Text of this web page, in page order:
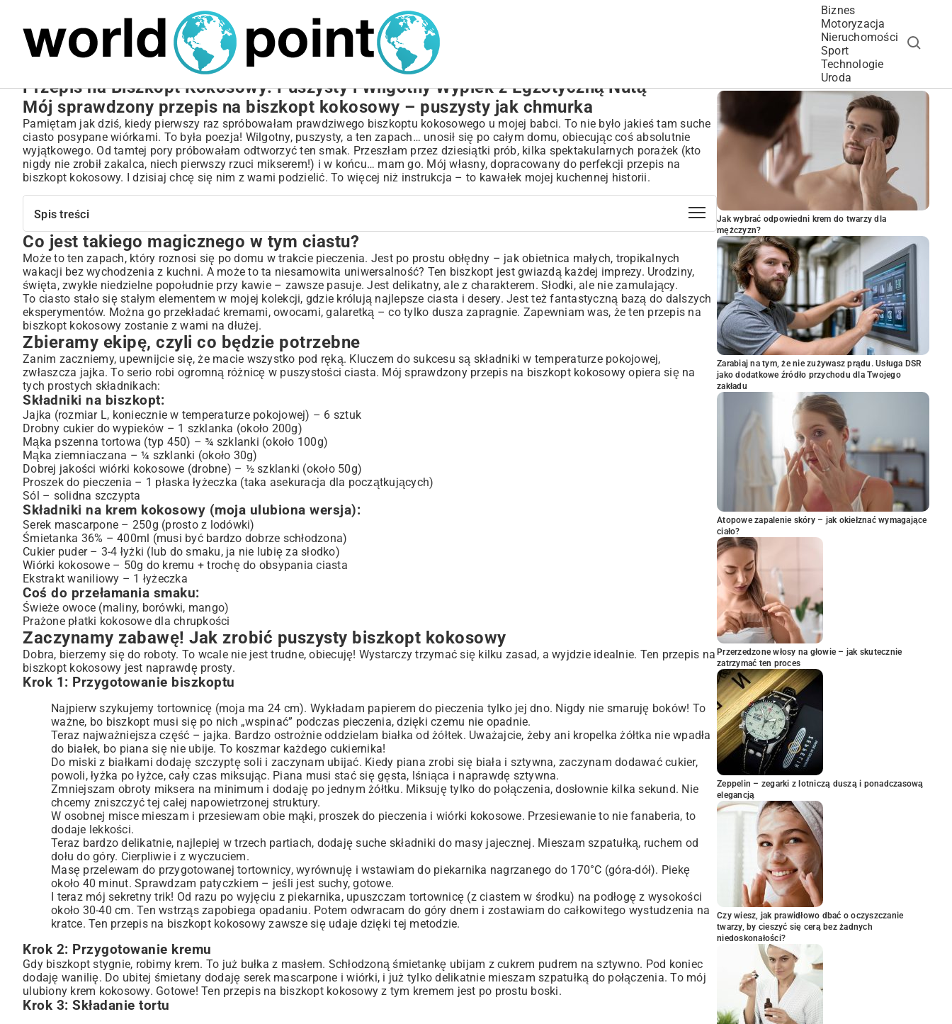
Biznes
Motoryzacja
Nieruchomości
Sport
Technologie
Uroda
NIERUCHOMOŚCI
Przepis na Biszkopt Kokosowy: Puszysty i Wilgotny Wypiek z Egzotyczną Nutą
Mój sprawdzony przepis na biszkopt kokosowy – puszysty jak chmurka
Pamiętam jak dziś, kiedy pierwszy raz spróbowałam prawdziwego biszkoptu kokosowego u mojej babci. To nie było jakieś tam suche
ciasto posypane wiórkami. To była poezja! Wilgotny, puszysty, a ten zapach… unosił się po całym domu, obiecując coś absolutnie
wyjątkowego. Od tamtej pory próbowałam odtworzyć ten smak. Przeszłam przez dziesiątki prób, kilka spektakularnych porażek (kto
nigdy nie zrobił zakalca, niech pierwszy rzuci mikserem!) i w końcu… mam go. Mój własny, dopracowany do perfekcji przepis na
biszkopt kokosowy. I dzisiaj chcę się nim z wami podzielić. To więcej niż instrukcja – to kawałek mojej kuchennej historii.
Spis treści
Co jest takiego magicznego w tym ciastu?
Zbieramy ekipę, czyli co będzie potrzebne
Składniki na biszkopt:
Składniki na krem kokosowy (moja ulubiona wersja):
Coś do przełamania smaku:
Zaczynamy zabawę! Jak zrobić puszysty biszkopt kokosowy
Krok 1: Przygotowanie biszkoptu
Krok 2: Przygotowanie kremu
Krok 3: Składanie tortu
Gdy najdzie Cię ochota na eksperymenty
Kilka moich trików i odpowiedzi na wasze pytania
No to do dzieła!
Co jest takiego magicznego w tym ciastu?
Może to ten zapach, który roznosi się po domu w trakcie pieczenia. Jest po prostu obłędny – jak obietnica małych, tropikalnych
wakacji bez wychodzenia z kuchni. A może to ta niesamowita uniwersalność? Ten biszkopt jest gwiazdą każdej imprezy. Urodziny,
święta, zwykłe niedzielne popołudnie przy kawie – zawsze pasuje. Jest delikatny, ale z charakterem. Słodki, ale nie zamulający.
To ciasto stało się stałym elementem w mojej kolekcji, gdzie królują najlepsze ciasta i desery. Jest też fantastyczną bazą do dalszych
eksperymentów. Można go przekładać kremami, owocami, galaretką – co tylko dusza zapragnie. Zapewniam was, że ten przepis na
biszkopt kokosowy zostanie z wami na dłużej.
Zbieramy ekipę, czyli co będzie potrzebne
Zanim zaczniemy, upewnijcie się, że macie wszystko pod ręką. Kluczem do sukcesu są składniki w temperaturze pokojowej,
zwłaszcza jajka. To serio robi ogromną różnicę w puszystości ciasta. Mój sprawdzony przepis na biszkopt kokosowy opiera się na
tych prostych składnikach:
Składniki na biszkopt:
Jajka (rozmiar L, koniecznie w temperaturze pokojowej) – 6 sztuk
Drobny cukier do wypieków – 1 szklanka (około 200g)
Mąka pszenna tortowa (typ 450) – ¾ szklanki (około 100g)
Mąka ziemniaczana – ¼ szklanki (około 30g)
Dobrej jakości wiórki kokosowe (drobne) – ½ szklanki (około 50g)
Proszek do pieczenia – 1 płaska łyżeczka (taka asekuracja dla początkujących)
Sól – solidna szczypta
Składniki na krem kokosowy (moja ulubiona wersja):
Serek mascarpone – 250g (prosto z lodówki)
Śmietanka 36% – 400ml (musi być bardzo dobrze schłodzona)
Cukier puder – 3-4 łyżki (lub do smaku, ja nie lubię za słodko)
Wiórki kokosowe – 50g do kremu + trochę do obsypania ciasta
Ekstrakt waniliowy – 1 łyżeczka
Coś do przełamania smaku:
Świeże owoce (maliny, borówki, mango)
Prażone płatki kokosowe dla chrupkości
Zaczynamy zabawę! Jak zrobić puszysty biszkopt kokosowy
Dobra, bierzemy się do roboty. To wcale nie jest trudne, obiecuję! Wystarczy trzymać się kilku zasad, a wyjdzie idealnie. Ten przepis na
biszkopt kokosowy jest naprawdę prosty.
Krok 1: Przygotowanie biszkoptu
Najpierw szykujemy tortownicę (moja ma 24 cm). Wykładam papierem do pieczenia tylko jej dno. Nigdy nie smaruję boków! To
ważne, bo biszkopt musi się po nich „wspinać” podczas pieczenia, dzięki czemu nie opadnie.
Teraz najważniejsza część – jajka. Bardzo ostrożnie oddzielam białka od żółtek. Uważajcie, żeby ani kropelka żółtka nie wpadła
do białek, bo piana się nie ubije. To koszmar każdego cukiernika!
Do miski z białkami dodaję szczyptę soli i zaczynam ubijać. Kiedy piana zrobi się biała i sztywna, zaczynam dodawać cukier,
powoli, łyżka po łyżce, cały czas miksując. Piana musi stać się gęsta, lśniąca i naprawdę sztywna.
Zmniejszam obroty miksera na minimum i dodaję po jednym żółtku. Miksuję tylko do połączenia, dosłownie kilka sekund. Nie
chcemy zniszczyć tej całej napowietrzonej struktury.
W osobnej misce mieszam i przesiewam obie mąki, proszek do pieczenia i wiórki kokosowe. Przesiewanie to nie fanaberia, to
dodaje lekkości.
Teraz bardzo delikatnie, najlepiej w trzech partiach, dodaję suche składniki do masy jajecznej. Mieszam szpatułką, ruchem od
dołu do góry. Cierpliwie i z wyczuciem.
Masę przelewam do przygotowanej tortownicy, wyrównuję i wstawiam do piekarnika nagrzanego do 170°C (góra-dół). Piekę
około 40 minut. Sprawdzam patyczkiem – jeśli jest suchy, gotowe.
I teraz mój sekretny trik! Od razu po wyjęciu z piekarnika, upuszczam tortownicę (z ciastem w środku) na podłogę z wysokości
około 30-40 cm. Ten wstrząs zapobiega opadaniu. Potem odwracam do góry dnem i zostawiam do całkowitego wystudzenia na
kratce. Ten przepis na biszkopt kokosowy zawsze się udaje dzięki tej metodzie.
Krok 2: Przygotowanie kremu
Gdy biszkopt stygnie, robimy krem. To już bułka z masłem. Schłodzoną śmietankę ubijam z cukrem pudrem na sztywno. Pod koniec
dodaję wanilię. Do ubitej śmietany dodaję serek mascarpone i wiórki, i już tylko delikatnie mieszam szpatułką do połączenia. To mój
ulubiony krem kokosowy. Gotowe! Ten przepis na biszkopt kokosowy z tym kremem jest po prostu boski.
Krok 3: Składanie tortu
POPULARNE ARTYKUŁY
Jak wybrać odpowiedni krem do twarzy dla
mężczyzn?
Zarabiaj na tym, że nie zużywasz prądu. Usługa DSR
jako dodatkowe źródło przychodu dla Twojego
zakładu
Atopowe zapalenie skóry – jak okiełznać wymagające
ciało?
Przerzedzone włosy na głowie – jak skutecznie
zatrzymać ten proces
Zeppelin – zegarki z lotniczą duszą i ponadczasową
elegancją
Czy wiesz, jak prawidłowo dbać o oczyszczanie
twarzy, by cieszyć się cerą bez żadnych
niedoskonałości?